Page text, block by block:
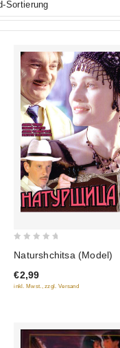
of
5
Naturshchitsa (Model)
€2,99
inkl. Mwst., zzgl. Versand